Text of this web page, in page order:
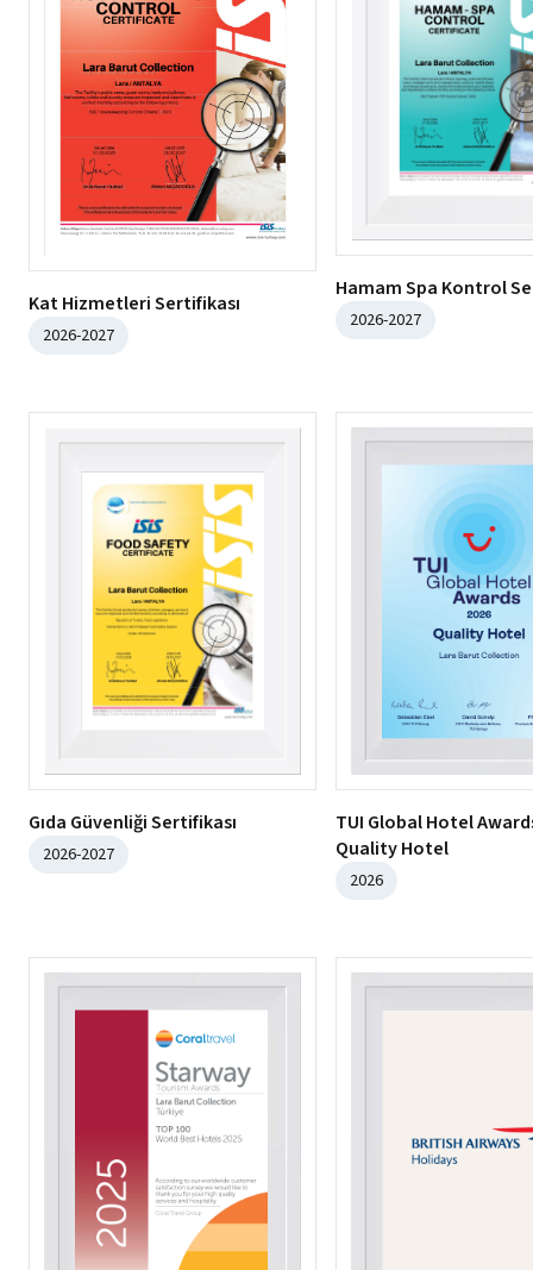
Kat Hizmetleri Sertifikası
2026-2027
Hamam Spa Kontrol
2026-2027
Gıda Güvenliği Sertifikası
2026-2027
TUI Global Hotel
Quality Hotel
2026